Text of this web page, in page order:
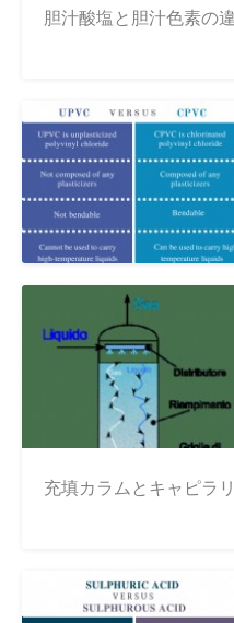
胆汁酸塩と胆汁色素の
充填カラムとキャピラ